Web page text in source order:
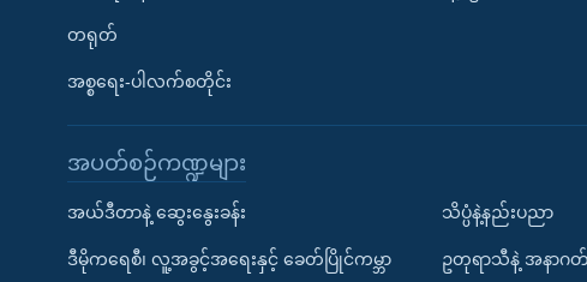
တရုတ်
အစ္စရေး-ပါလက်စတိုင်း
အပတ်စဉ်ကဏ္ဍများ
အယ်ဒီတာနဲ့ ဆွေးနွေးခန်း
ဒီမိုကရေစီ၊ လူ့အခွင့်အရေးနှင့် ခေတ်ပြိုင်ကမ္ဘာ
သိပ္ပံနဲ့နည်းပညာ
ဥတုရာသီနဲ့ အနာဂတ်